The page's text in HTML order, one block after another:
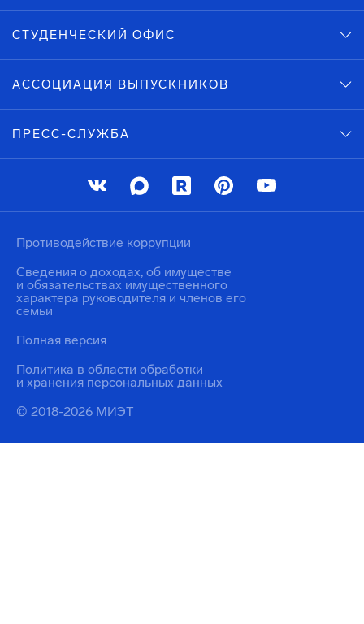
СТУДЕНЧЕСКИЙ ОФИС
АССОЦИАЦИЯ ВЫПУСКНИКОВ
ПРЕСС-СЛУЖБА
© 2018-2026 МИЭТ
Политика в области обработки
и хранения персональных данных
Противодействие коррупции
Сведения о доходах, об имуществе
и обязательствах имущественного
характера руководителя и членов его
семьи
Полная версия